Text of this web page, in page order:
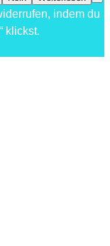
indem du
klickst.